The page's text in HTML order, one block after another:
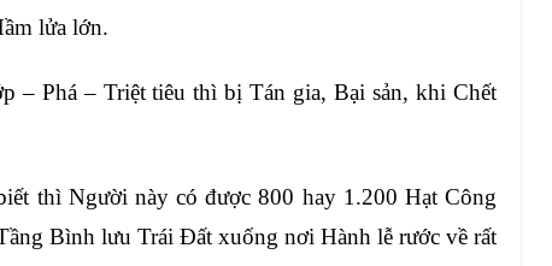
lửa lớn.
– Phá – Triệt tiêu thì bịTán gia, Bại sản, khi Chết
thì Người này có được 800 hay 1.200 Hạt Công
Bình lưu Trái Đất xuống nơi Hành lễ rước về rất